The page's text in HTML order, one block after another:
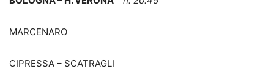
MARCENARO
CIPRESSA – SCATRAGLI